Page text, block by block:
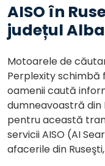
AISO în
județul Alba
Motoarele de
Perplexity schimbă
oamenii caută
dumneavoastră
pentru această
servicii AISO (AI
afacerile din